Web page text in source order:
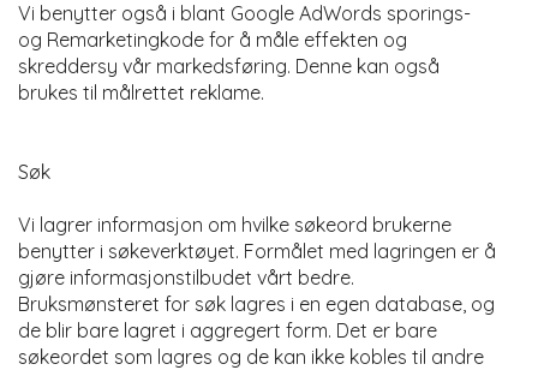
Vi benytter også i blant Google AdWords sporings-
og Remarketingkode for å måle effekten og
skreddersy vår markedsføring. Denne kan også
brukes til målrettet reklame.
Søk
Vi lagrer informasjon om hvilke søkeord brukerne
benytter i søkeverktøyet. Formålet med lagringen er å
gjøre informasjonstilbudet vårt bedre.
Bruksmønsteret for søk lagres i en egen database, og
de blir bare lagret i aggregert form. Det er bare
søkeordet som lagres og de kan ikke kobles til andre